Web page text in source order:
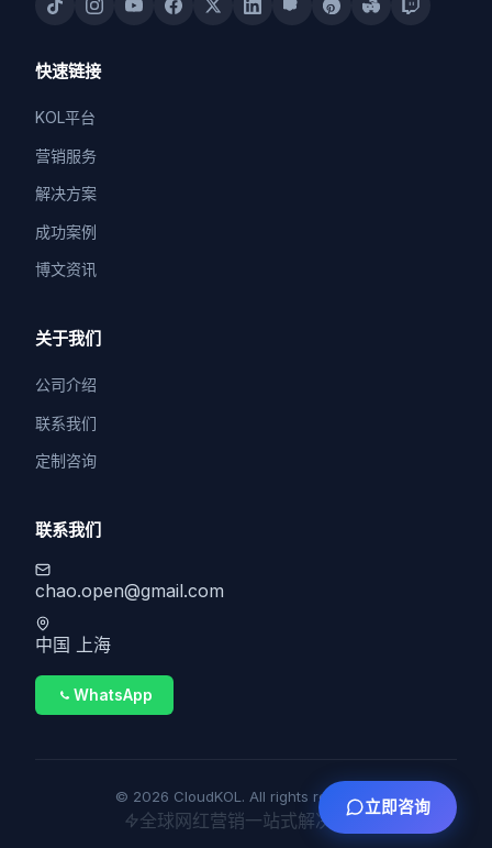
快速链接
KOL平台
营销服务
解决方案
成功案例
博文资讯
关于我们
公司介绍
联系我们
定制咨询
联系我们
chao.open@gmail.com
中国 上海
WhatsApp
© 2026 CloudKOL. All rights reserved.
全球网红营销一站式解决方案
立即咨询